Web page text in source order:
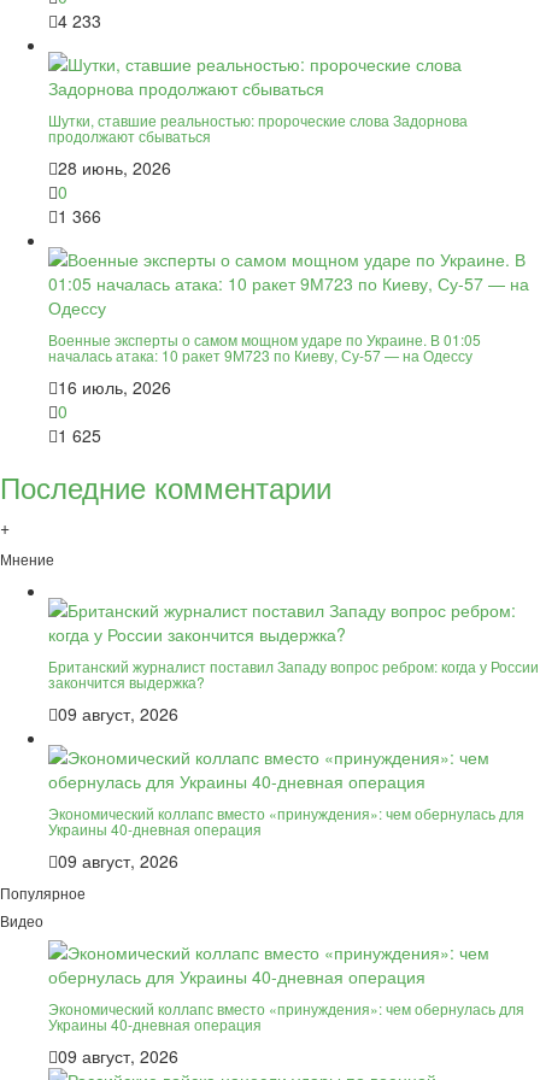
4 233
Шутки, ставшие реальностью: пророческие слова Задорнова
продолжают сбываться
28 июнь, 2026
0
1 366
Военные эксперты о самом мощном ударе по Украине. В 01:05
началась атака: 10 ракет 9М723 по Киеву, Су-57 — на Одессу
16 июль, 2026
0
1 625
Последние комментарии
+
Мнение
Британский журналист поставил Западу вопрос ребром: когда у России
закончится выдержка?
09 август, 2026
Экономический коллапс вместо «принуждения»: чем обернулась для
Украины 40-дневная операция
09 август, 2026
Популярное
Видео
Экономический коллапс вместо «принуждения»: чем обернулась для
Украины 40-дневная операция
09 август, 2026